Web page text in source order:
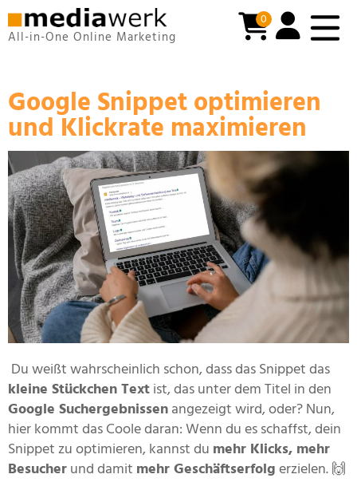
All-in-One Online Marketing
0
Google Snippet optimieren
und Klickrate maximieren
Du weißt wahrscheinlich schon, dass das Snippet das
kleine Stückchen Text ist, das unter dem Titel in den
Google Suchergebnissen angezeigt wird, oder? Nun,
hier kommt das Coole daran: Wenn du es schaffst, dein
Snippet zu optimieren, kannst du mehr Klicks, mehr
Besucher und damit mehr Geschäftserfolg erzielen. 🙌